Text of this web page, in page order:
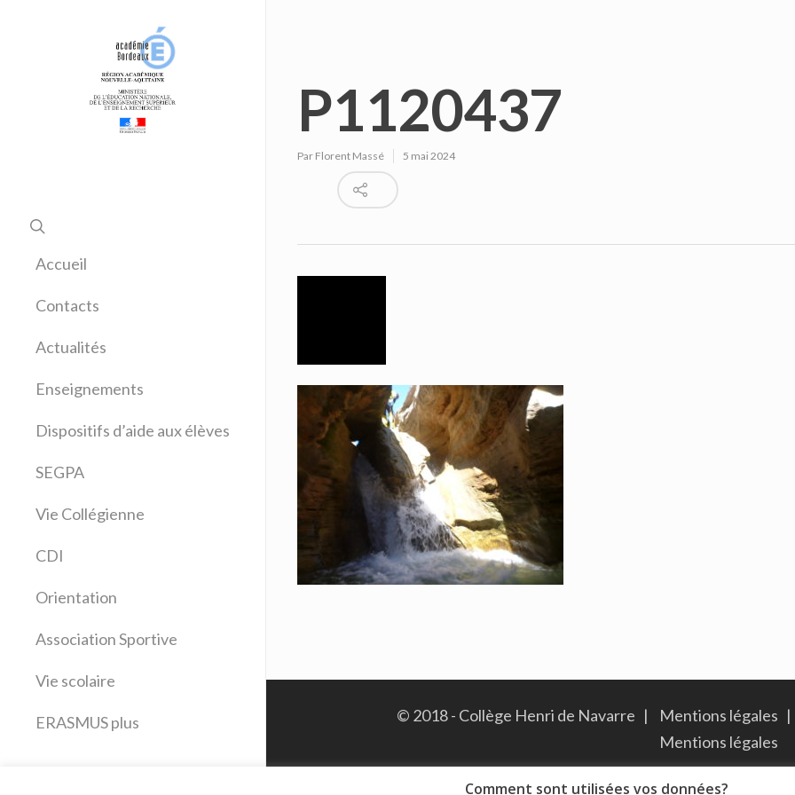
Accueil
Contacts
Actualités
Enseignements
Allemand
Anglais
Arts plastiques
Education musicale
Espagnol
Français
Latin
Sciences physiques
Technologie
Dispositifs d’aide aux élèves
SEGPA
Vie Collégienne
CDI
Orientation
Association Sportive
Vie scolaire
ERASMUS plus
P1120437
Par Florent Massé 5 mai 2024
© 2018 - Collège Henri de Navarre | Mentions légales |
Mentions légales
Comment sont utilisées vos données?